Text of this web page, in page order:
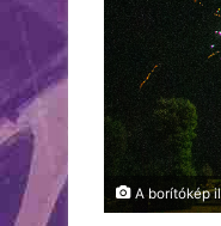
A borítókép